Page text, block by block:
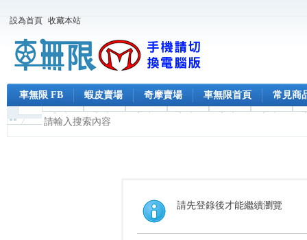
設為首頁 收藏本站
車無限 FB 蝦皮賣場 奇摩賣場 車無限首頁 常見商
請先登錄後才能繼續瀏覽